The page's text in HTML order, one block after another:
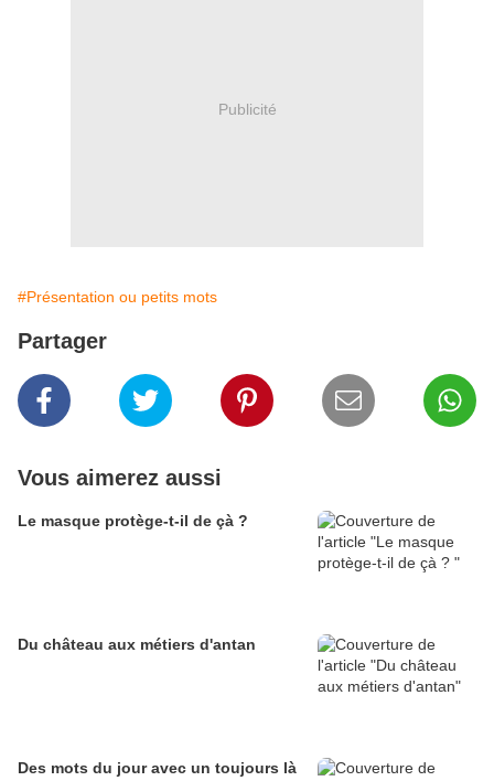
Publicité
#Présentation ou petits mots
Partager
Vous aimerez aussi
Le masque protège-t-il de çà ?
Du château aux métiers d'antan
Des mots du jour avec un toujours là